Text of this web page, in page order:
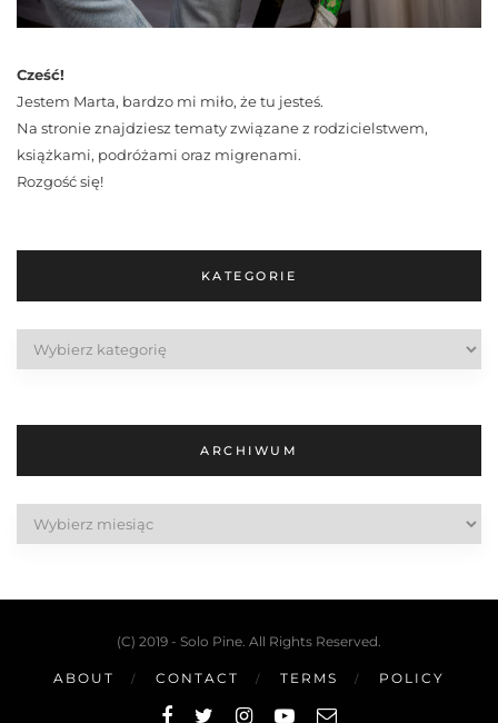
Cześć!
Jestem Marta, bardzo mi miło, że tu jesteś.
Na stronie znajdziesz tematy związane z rodzicielstwem,
książkami, podróżami oraz migrenami.
Rozgość się!
KATEGORIE
Kategorie
ARCHIWUM
Archiwum
(C) 2019 - Solo Pine. All Rights Reserved.
ABOUT CONTACT TERMS POLICY